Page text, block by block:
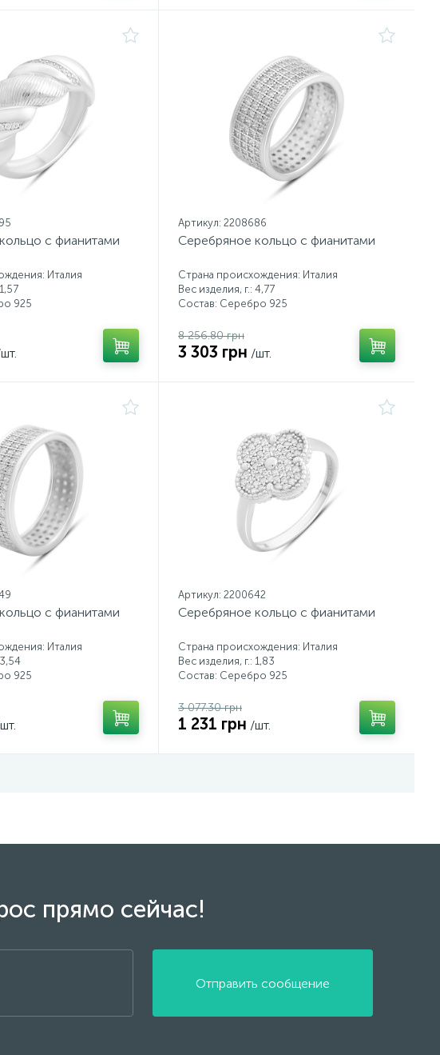
с фианитами
Италия
925
Артикул: 2208686
Серебряное кольцо с фианитами
Страна происхождения: Италия
Вес изделия, г.: 4,77
Состав: Серебро 925
8 256.80 грн
3 303 грн /шт.
с фианитами
Италия
925
Артикул: 2200642
Серебряное кольцо с фианитами
Страна происхождения: Италия
Вес изделия, г.: 1,83
Состав: Серебро 925
3 077.30 грн
1 231 грн /шт.
прямо сейчас!
Отправить сообщение